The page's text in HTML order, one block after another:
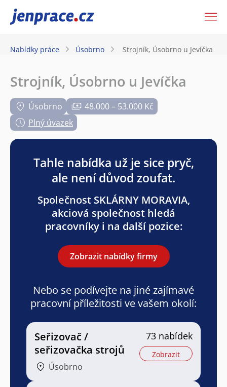
JenPráce.cz
Nabídky práce Úsobrno Strojník, Úsobrno u Jevíčka
Strojník, Úsobrno u Jevíčka
Úsobrno
48.000 – 53.000 Kč
Plný úvazek
Tahle nabídka už je sice pryč,
ale není důvod zoufat.
Společnost SKLÁRNY MORAVIA,
akciová společnost hledá
pracovníky i na další pozice:
Zobrazit nabídky firmy
Nebo se podívejte na jiné zajímavé
pracovní příležitosti ve vašem okolí:
Seřizovač /
seřizovačka strojů
Úsobrno
73 nabídek
Zobrazit